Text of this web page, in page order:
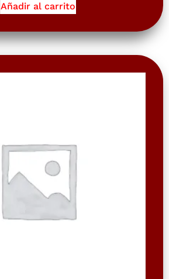
Añadir al carrito